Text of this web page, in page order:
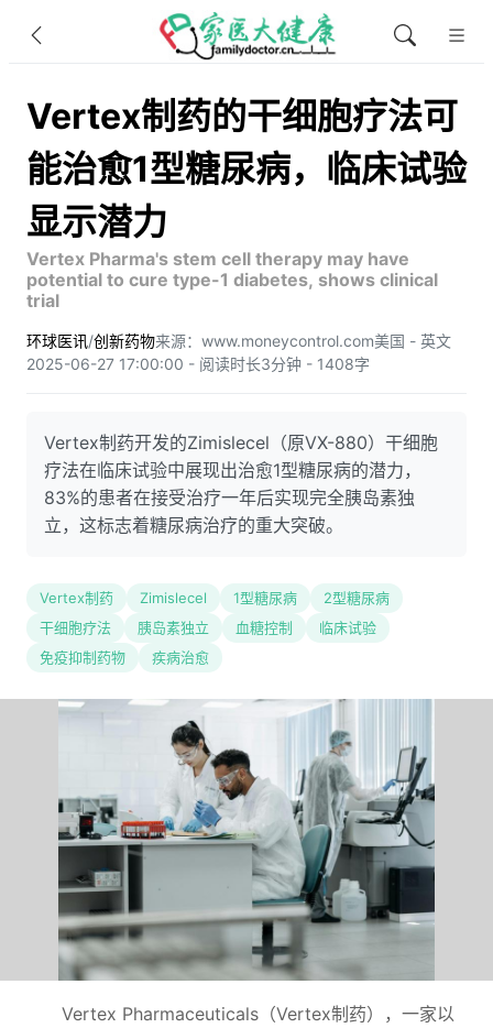
Vertex制药的干细胞疗法可
能治愈1型糖尿病，临床试验
显示潜力
Vertex Pharma's stem cell therapy may have
potential to cure type-1 diabetes, shows clinical
trial
环球医讯/创新药物来源：www.moneycontrol.com美国 - 英文
2025-06-27 17:00:00 - 阅读时长3分钟 - 1408字
Vertex制药开发的Zimislecel（原VX-880）干细胞
疗法在临床试验中展现出治愈1型糖尿病的潜力，
83%的患者在接受治疗一年后实现完全胰岛素独
立，这标志着糖尿病治疗的重大突破。
Vertex制药 Zimislecel 1型糖尿病
2型糖尿病
干细胞疗法
胰岛素独立 血糖控制
临床试验
免疫抑制药物
疾病治愈
Vertex Pharmaceuticals（Vertex制药），一家以